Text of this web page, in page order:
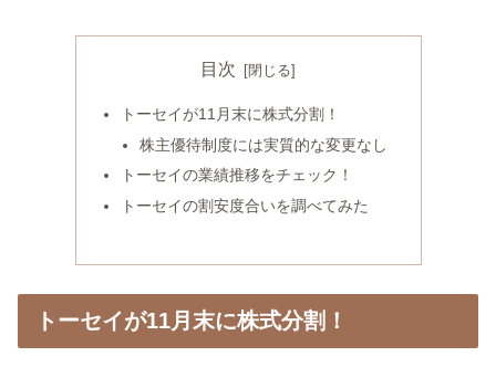
目次
トーセイが11月末に株式分割！
株主優待制度には実質的な変更なし
トーセイの業績推移をチェック！
トーセイの割安度合いを調べてみた
トーセイが11月末に株式分割！